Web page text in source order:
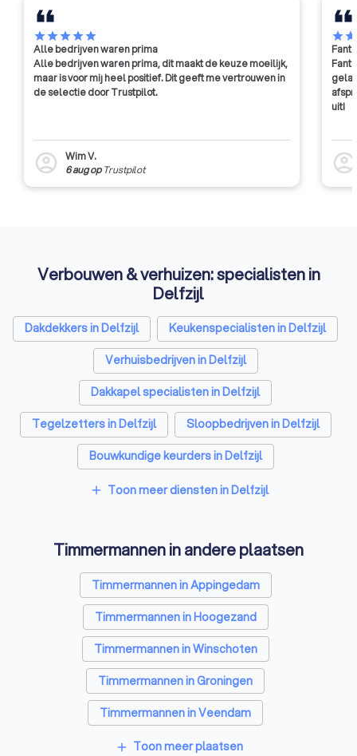
worden vertegenwoordigd in het
bestuur. Het bestuur telt elf
leden waarvan drie ook zijn
vertegenwoordigd in het
dagelijks bestuur. Daarnaast kent
CBM drie andere besturen waarin
bestuur dat zich bezighoudt met
bedrijfskundige en
technologische
aangelegenheden. Missie
voor een sterke creatieve
maakindustrie voor wonen en
ondernemers die hun nek durven
uitsteken. De missie vormt de
koers en het kompas voor de
toekomst. Passie, trots en
vakmanschap zijn daarbij de
onmisbare hoofdingrediënten.
starstarstarstarstar
Alle bedrijven waren prima
Alle bedrijven waren prima, dit maakt de keuze moeilijk,
maar is voor mij heel positief. Dit geeft me vertrouwen in
de selectie door Trustpilot.
account_circle
Wim V.
6 augop Trustpilot
starstar
uit!
account_circle
Verbouwen & verhuizen: specialisten in
Delfzijl
Dakdekkers in Delfzijl
Keukenspecialisten in Delfzijl
Verhuisbedrijven in Delfzijl
Dakkapel specialisten in Delfzijl
Tegelzetters in Delfzijl
Sloopbedrijven in Delfzijl
Bouwkundige keurders in Delfzijl
Opslagruimtes in Delfzijl
Metselaars in Delfzijl
add Toon meer diensten in Delfzijl
Timmermannen in andere plaatsen
Timmermannen in Appingedam
Timmermannen in Hoogezand
Timmermannen in Winschoten
Timmermannen in Groningen
Timmermannen in Veendam
Timmermannen in Haren Gn
add Toon meer plaatsen